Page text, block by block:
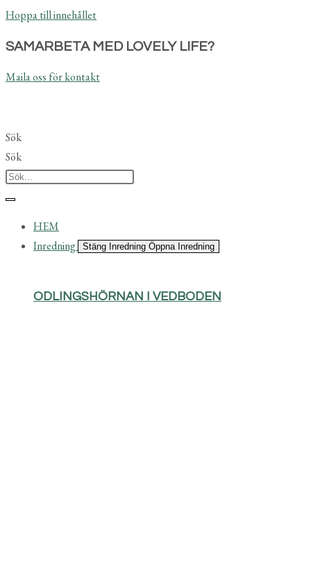
Hoppa till innehållet
SAMARBETA MED LOVELY LIFE?
Maila oss för kontakt
Sök
Sök
HEM
Inredning
Stäng Inredning Öppna Inredning
ODLINGSHÖRNAN I VEDBODEN